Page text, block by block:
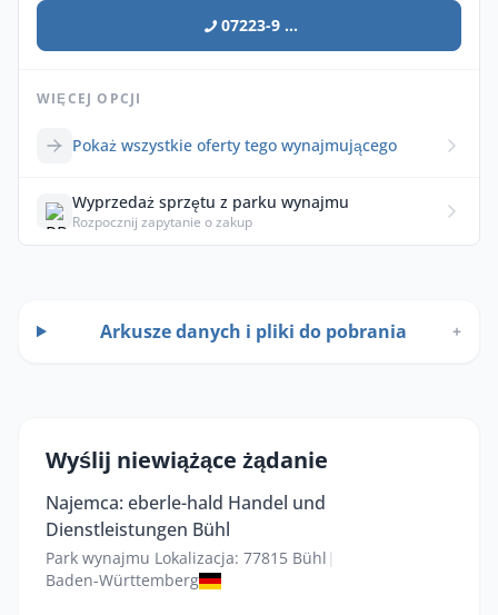
07223-9 ...
WIĘCEJ OPCJI
Pokaż wszystkie oferty tego wynajmującego
Wyprzedaż sprzętu z parku wynajmu
Rozpocznij zapytanie o zakup
Arkusze danych i pliki do pobrania +
Wyślij niewiążące żądanie
Najemca: eberle-hald Handel und
Dienstleistungen Bühl
Park wynajmu Lokalizacja: 77815 Bühl |
Baden-Württemberg